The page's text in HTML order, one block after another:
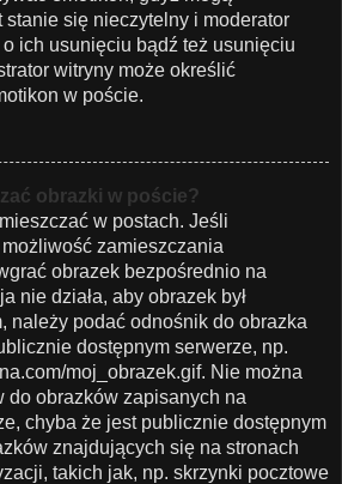
się nieczytelny i moderator
ich usunięciu bądź też usunięciu
witryny może określić
w poście.
obrazki w poście?
w postach. Jeśli
możliwość zamieszczania
obrazek bezpośrednio na
nie działa, aby obrazek był
należy podać odnośnik do obrazka
dostępnym serwerze, np.
moj_obrazek.gif. Nie można
do obrazków zapisanych na
chyba że jest publicznie dostępnym
znajdujących się na stronach
takich jak, np. skrzynki pocztowe